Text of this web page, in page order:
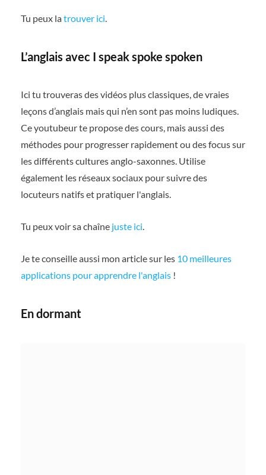
Tu peux latrouver ici.
L’anglais avec I speak spoke spoken
Ici tu trouveras des vidéos plus classiques, de vraies
leçons d’anglais mais qui n’en sont pas moins ludiques.
Ce youtubeur te propose des cours, mais aussi des
méthodes pour progresser rapidement ou des focus sur
les différents cultures anglo-saxonnes. Utilise
également les réseaux sociaux pour suivre des
locuteurs natifs et pratiquer l'anglais.
Tu peux voir sa chaîne juste ici.
Je te conseille aussi mon article sur les 10 meilleures
applications pour apprendre l'anglais !
En dormant